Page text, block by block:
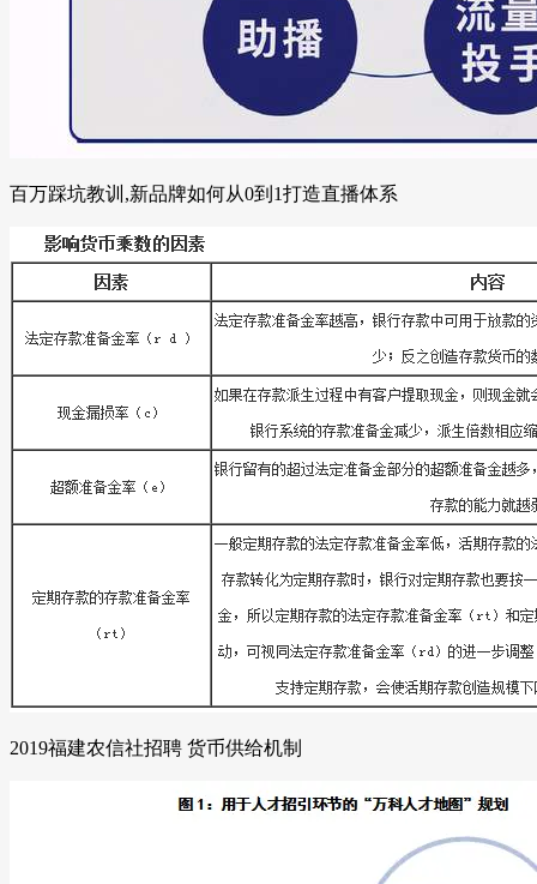
百万踩坑教训,新品牌如何从0到1打造直播体系
2019福建农信社招聘 货币供给机制